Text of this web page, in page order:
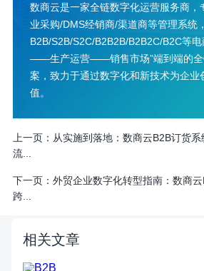
数商云是一家全链数字化运营服务商，
业采购/DMS经销商/渠道商等管理系统，
B2B/S2B/S2C/B2B2B/B2B2C/B2C等
——生产运营——销售市场”端到端的全
案，致力于通过数字化和新技术为企业
值。
上一页： 从实施到落地：数商云B2B订货
流...
下一页： 外贸企业数字化转型指南：数商
跨...
相关文章